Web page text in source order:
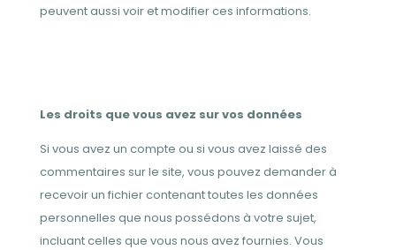
peuvent aussi voir et modifier ces informations.
Les droits que vous avez sur vos données
Si vous avez un compte ou si vous avez laissé des
commentaires sur le site, vous pouvez demander à
recevoir un fichier contenant toutes les données
personnelles que nous possédons à votre sujet,
incluant celles que vous nous avez fournies. Vous